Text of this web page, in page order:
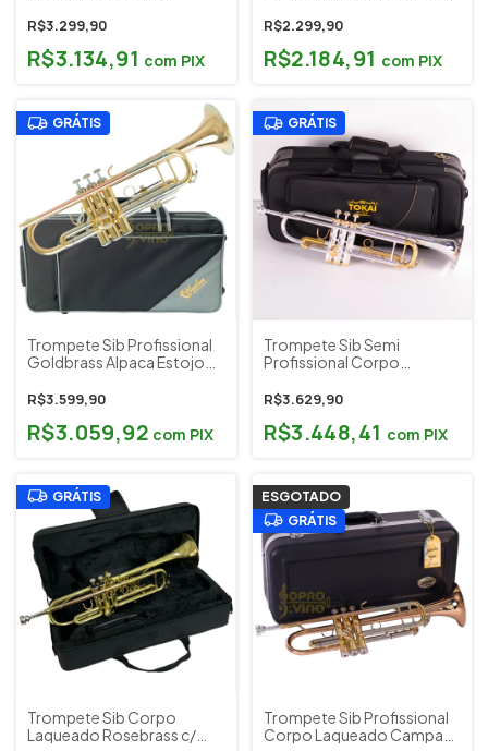
Dourado Tokai Wind Cód.
R$3.299,90
R$3.134,91 com PIX
11N
R$2.299,90
R$2.184,91 com PIX
GRÁTIS
Trompete Sib Profissional
Goldbrass Alpaca Estojo
Cód. HTR-10GB
R$3.599,90
R$3.059,92 com PIX
GRÁTIS
Trompete Sib Semi
Profissional Corpo
Dourado Tokai Wind Cód.
R$3.629,90
R$3.448,41 com PIX
GRÁTIS
Trompete Sib Corpo
Laqueado Rosebrass c/
ESGOTADO
GRÁTIS
Trompete Sib Profissional
Corpo Laqueado Campana